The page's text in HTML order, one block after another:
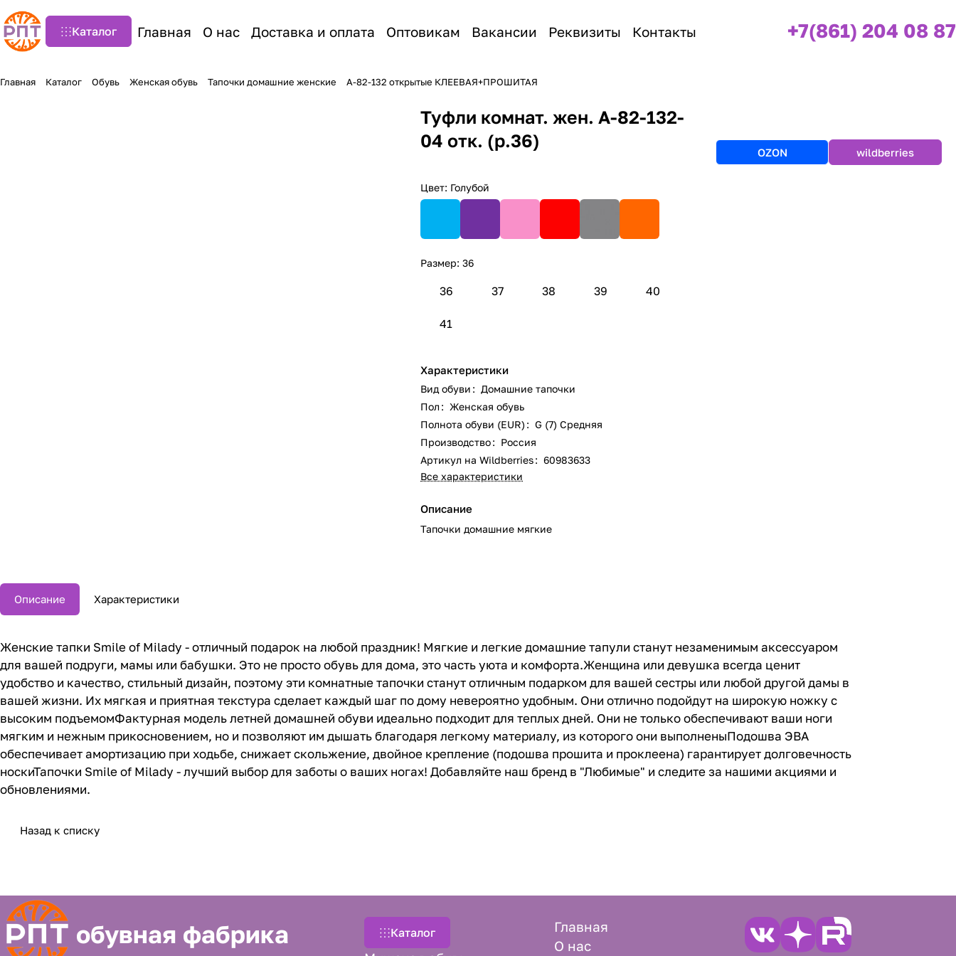
Каталог Главная О нас Доставка и оплата Оптовикам Вакансии Реквизиты Контакты +7(861) 204 08 87
Главная Каталог Обувь Женская обувь Тапочки домашние женские А-82-132 открытые КЛЕЕВАЯ+ПРОШИТАЯ
Туфли комнат. жен. А-82-132-
04 отк. (р.36)
Цвет: Голубой
Размер:36
36 37 38 39 40
41
Характеристики
Вид обуви : Домашние тапочки
Пол : Женская обувь
Полнота обуви (EUR) : G (7) Средняя
Производство: Россия
Артикул на Wildberries: 60983633
Все характеристики
Описание
Тапочки домашние мягкие
OZON wildberries
Описание Характеристики
Женские тапки Smile of Milady - отличный подарок на любой праздник! Мягкие и легкие домашние тапули станут незаменимым аксессуаром
для вашей подруги, мамы или бабушки. Это не просто обувь для дома, это часть уюта и комфорта.Женщина или девушка всегда ценит
удобство и качество, стильный дизайн, поэтому эти комнатные тапочки станут отличным подарком для вашей сестры или любой другой дамы в
вашей жизни. Их мягкая и приятная текстура сделает каждый шаг по дому невероятно удобным. Они отлично подойдут на широкую ножку с
высоким подъемомФактурная модель летней домашней обуви идеально подходит для теплых дней. Они не только обеспечивают ваши ноги
мягким и нежным прикосновением, но и позволяют им дышать благодаря легкому материалу, из которого они выполненыПодошва ЭВА
обеспечивает амортизацию при ходьбе, снижает скольжение, двойное крепление (подошва прошита и проклеена) гарантирует долговечность
носкиТапочки Smile of Milady - лучший выбор для заботы о ваших ногах! Добавляйте наш бренд в "Любимые" и следите за нашими акциями и
обновлениями.
Назад к списку
обувная фабрика Каталог
Главная
О нас